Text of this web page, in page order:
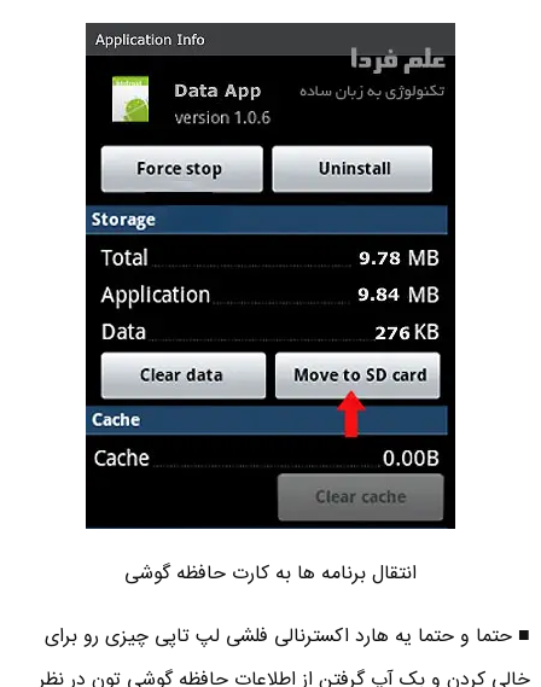
انتقال برنامه ها به کارت حافظه گوشی
■ حتما و حتما یه هارد اکسترنالی فلشی لپ تاپی چیزی رو برای